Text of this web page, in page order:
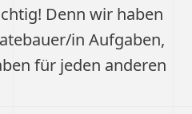
Denn wir haben
in Aufgaben,
für jeden anderen